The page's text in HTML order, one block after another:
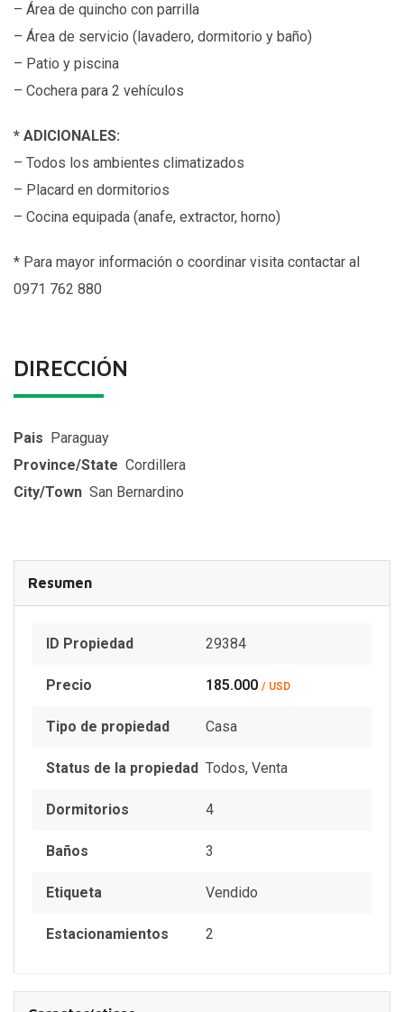
– Área de quincho con parrilla
– Área de servicio (lavadero, dormitorio y baño)
– Patio y piscina
– Cochera para 2 vehículos
* ADICIONALES:
– Todos los ambientes climatizados
– Placard en dormitorios
– Cocina equipada (anafe, extractor, horno)
* Para mayor información o coordinar visita contactar al
0971 762 880
DIRECCIÓN
Pais Paraguay
Province/State Cordillera
City/Town San Bernardino
Resumen
ID Propiedad 29384
Precio 185.000 / USD
Tipo de propiedad Casa
Status de la propiedad Todos, Venta
Dormitorios 4
Baños 3
Etiqueta Vendido
Estacionamientos 2